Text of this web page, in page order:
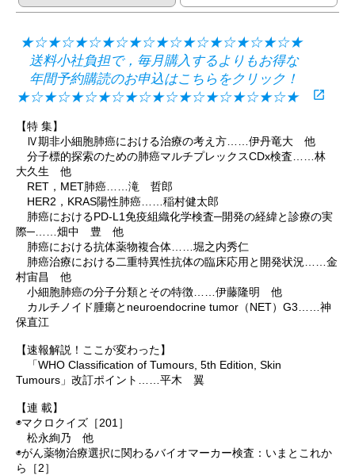
★☆★☆★☆★☆★☆★☆★☆★☆★☆★☆★
送料小社負担で，毎月購入するよりもお得な
年間予約購読のお申込はこちらをクリック！
★☆★☆★☆★☆★☆★☆★☆★☆★☆★☆★
open_in_new
【特 集】
Ⅳ期非小細胞肺癌における治療の考え方……伊丹竜大 他
分子標的探索のための肺癌マルチプレックスCDx検査……林
大久生 他
RET，MET肺癌……滝 哲郎
HER2，KRAS陽性肺癌……稲村健太郎
肺癌におけるPD-L1免疫組織化学検査─開発の経緯と診療の実
際─……畑中 豊 他
肺癌における抗体薬物複合体……堀之内秀仁
肺癌治療における二重特異性抗体の臨床応用と開発状況……金
村宙昌 他
小細胞肺癌の分子分類とその特徴……伊藤隆明 他
カルチノイド腫瘍とneuroendocrine tumor（NET）G3……神
保直江
【速報解説！ここが変わった】
「WHO Classification of Tumours, 5th Edition, Skin
Tumours」改訂ポイント……平木 翼
【連 載】
◉マクロクイズ［201］
松永絢乃 他
◉がん薬物治療選択に関わるバイオマーカー検査：いまとこれか
ら［2］